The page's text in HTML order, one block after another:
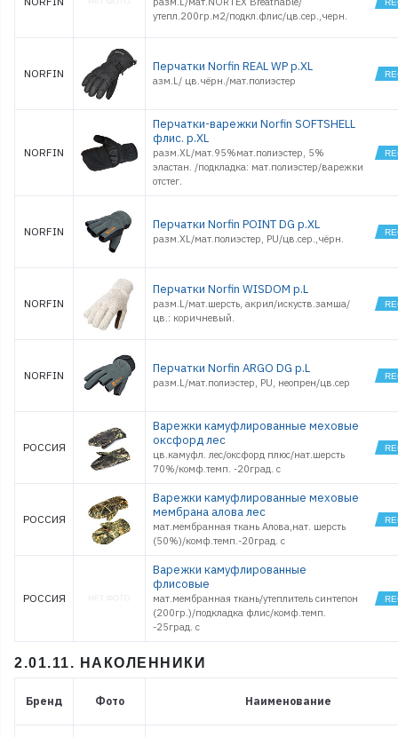
утепл.200гр.м2/подкл.флис/цв.сер.,черн.
NORFIN Перчатки Norfin REAL WP р.XL
азм.L/ цв.чёрн./мат.полиэстер
NORFIN
Перчатки-варежки Norfin SOFTSHELL
флис. р.XL
разм.ХL/мат.95%мат.полиэстер, 5%
эластан. /подкладка: мат.полиэстер/варежки
отстег.
NORFIN Перчатки Norfin POINT DG р.XL
разм.XL/мат.полиэстер, PU/цв.сер.,чёрн.
NORFIN
Перчатки Norfin WISDOM р.L
разм.L/мат.шерсть, акрил/искуств.замша/
цв.: коричневый.
NORFIN Перчатки Norfin ARGO DG р.L
разм.L/мат.полиэстер, PU, неопрен/цв.сер
РОССИЯ
Варежки камуфлированные меховые
оксфорд лес
цв.камуфл. лес/оксфорд плюс/нат.шерсть
70%/комф.темп. -20град. с
РОССИЯ
Варежки камуфлированные меховые
мембрана алова лес
мат.мембранная ткань Алова,нат. шерсть
(50%)/комф.темп.-20град. с
РОССИЯ
Варежки камуфлированные
флисовые
мат.мембранная ткань/утеплитель синтепон
(200гр.)/подкладка флис/комф.темп.
-25град. с
2.01.11. НАКОЛЕННИКИ
Бренд Фото Наименование